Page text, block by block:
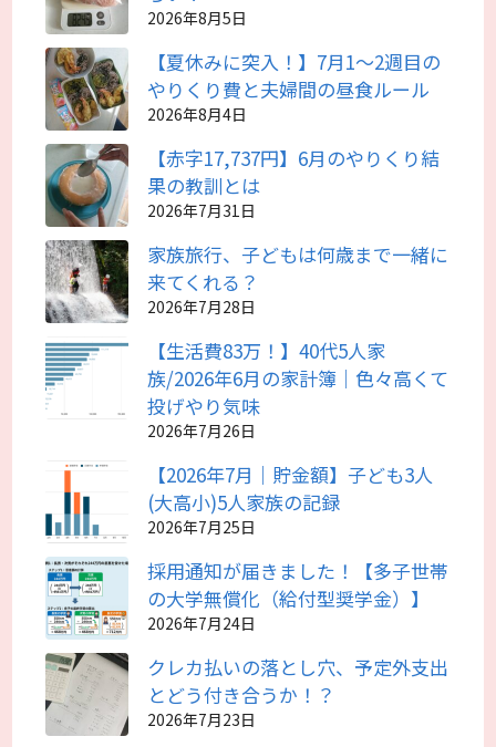
2026年8月5日
【夏休みに突入！】7月1～2週目の
やりくり費と夫婦間の昼食ルール
2026年8月4日
【赤字17,737円】6月のやりくり結
果の教訓とは
2026年7月31日
家族旅行、子どもは何歳まで一緒に
来てくれる？
2026年7月28日
【生活費83万！】40代5人家
族/2026年6月の家計簿｜色々高くて
投げやり気味
2026年7月26日
【2026年7月｜貯金額】子ども3人
(大高小)5人家族の記録
2026年7月25日
採用通知が届きました！【多子世帯
の大学無償化（給付型奨学金）】
2026年7月24日
クレカ払いの落とし穴、予定外支出
とどう付き合うか！？
2026年7月23日